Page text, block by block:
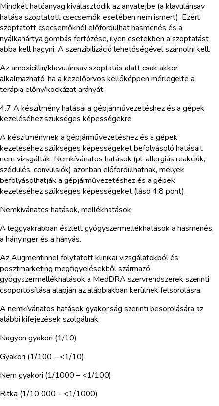
Mindkét hatóanyag kiválasztódik az anyatejbe (a klavulánsav
hatása szoptatott csecsemők esetében nem ismert). Ezért
szoptatott csecsemőknél előfordulhat hasmenés és a
nyálkahártya gombás fertőzése, ilyen esetekben a szoptatást
abba kell hagyni. A szenzibilizáció lehetőségével számolni kell.
Az amoxicillin/klavulánsav szoptatás alatt csak akkor
alkalmazható, ha a kezelőorvos kellőképpen mérlegelte a
terápia előny/kockázat arányát.
4.7 A készítmény hatásai a gépjárművezetéshez és a gépek
kezeléséhez szükséges képességekre
A készítménynek a gépjárművezetéshez és a gépek
kezeléséhez szükséges képességeket befolyásoló hatásait
nem vizsgálták. Nemkívánatos hatások (pl. allergiás reakciók,
szédülés, convulsiók) azonban előfordulhatnak, melyek
befolyásolhatják a gépjárművezetéshez és a gépek
kezeléséhez szükséges képességeket (lásd 4.8 pont).
Nemkívánatos hatások, mellékhatások
A leggyakrabban észlelt gyógyszermellékhatások a hasmenés,
a hányinger és a hányás.
Az Augmentinnel folytatott klinikai vizsgálatokból és
posztmarketing megfigyelésekből származó
gyógyszermellékhatások a MedDRA szervrendszerek szerinti
csoportosítása alapján az alábbiakban kerülnek felsorolásra.
A nemkívánatos hatások gyakoriság szerinti besorolására az
alábbi kifejezések szolgálnak.
Nagyon gyakori (1/10)
Gyakori (1/100 – <1/10)
Nem gyakori (1/1000 – <1/100)
Ritka (1/10 000 – <1/1000)